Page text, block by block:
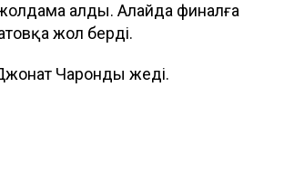
алды. Алайда финалға
жол берді.
Чаронды жеңді.